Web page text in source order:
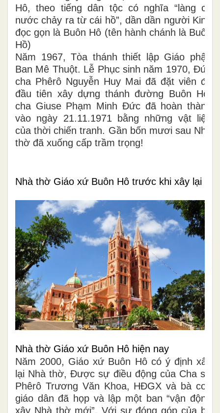
Hô, theo tiếng dân tộc có nghĩa “làng có
nước chảy ra từ cái hồ”, dần dần người Kinh
đọc gọn là Buôn Hô (tên hành chánh là Buôn
Hồ)
Năm 1967, Tòa thánh thiết lập Giáo phận
Ban Mê Thuột. Lễ Phục sinh năm 1970, Đức
cha Phêrô Nguyễn Huy Mai đã đặt viên đá
đầu tiên xây dựng thánh đường Buôn Hô,
cha Giuse Phạm Minh Đức đã hoàn thành
vào ngày 21.11.1971 bằng những vật liệu
của thời chiến tranh. Gần bốn mươi sau Nhà
thờ đã xuống cấp trầm trọng!
Nhà thờ Giáo xứ Buôn Hô trước khi xây lại
Nhà thờ Giáo xứ Buôn Hô hiện nay
Năm 2000, Giáo xứ Buôn Hô có ý định xây
lại Nhà thờ, Được sự điều động của Cha sở
Phêrô Trương Văn Khoa, HĐGX và bà con
giáo dân đã họp và lập một ban “vận động
xây Nhà thờ mới”. Với sự đóng góp của bà